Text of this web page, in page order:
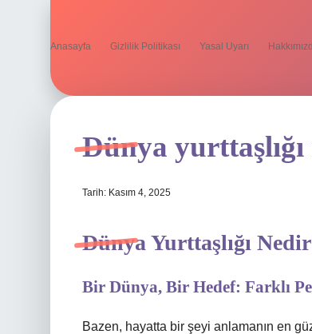
Anasayfa Gizlilik Politikası Yasal Uyarı
Dünya
Tarih: Kasım 4, 2025
Dünya Yurttaşlığı
Bir Dünya, Bir Hedef: Farklı
Bazen, hayatta bir şeyi anlamanın en